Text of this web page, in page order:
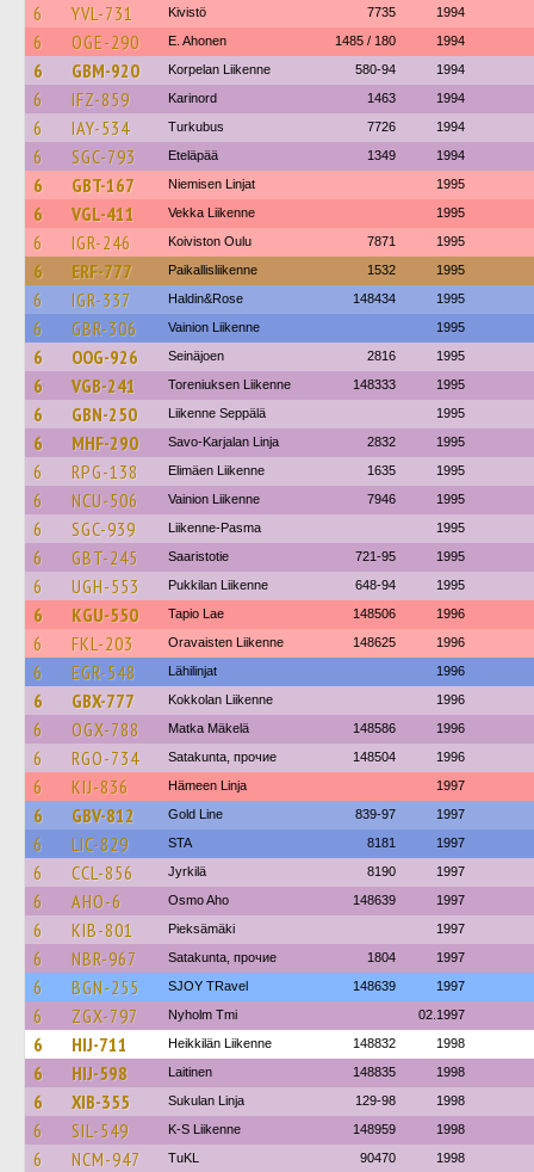
6 YVL-731 Kivistö 7735 1994
6 OGE-290 E. Ahonen 1485 / 180 1994
6 GBM-920 Korpelan Liikenne 580-94 1994
6 IFZ-859 Karinord 1463 1994
6 IAY-534 Turkubus 7726 1994
6 SGC-793 Eteläpää 1349 1994
6 GBT-167 Niemisen Linjat 1995
6 VGL-411 Vekka Liikenne 1995
6 IGR-246 Koiviston Oulu 7871 1995
6 ERF-777 Paikallisliikenne 1532 1995
6 IGR-337 Haldin&Rose 148434 1995
6 GBR-306 Vainion Liikenne 1995
6 OOG-926 Seinäjoen 2816 1995
6 VGB-241 Toreniuksen Liikenne 148333 1995
6 GBN-250 Liikenne Seppälä 1995
6 MHF-290 Savo-Karjalan Linja 2832 1995
6 RPG-138 Elimäen Liikenne 1635 1995
6 NCU-506 Vainion Liikenne 7946 1995
6 SGC-939 Liikenne-Pasma 1995
6 GBT-245 Saaristotie 721-95 1995
6 UGH-553 Pukkilan Liikenne 648-94 1995
6 KGU-550 Tapio Lae 148506 1996
6 FKL-203 Oravaisten Liikenne 148625 1996
6 EGR-548 Lähilinjat 1996
6 GBX-777 Kokkolan Liikenne 1996
6 OGX-788 Matka Mäkelä 148586 1996
6 RGO-734 Satakunta, прочие 148504 1996
6 KIJ-836 Hämeen Linja 1997
6 GBV-812 Gold Line 839-97 1997
6 LIC-829 STA 8181 1997
6 CCL-856 Jyrkilä 8190 1997
6 AHO-6 Osmo Aho 148639 1997
6 KIB-801 Pieksämäki 1997
6 NBR-967 Satakunta, прочие 1804 1997
6 BGN-255 SJOY TRavel 148639 1997
6 ZGX-797 Nyholm Tmi 02.1997
6 HIJ-711 Heikkilän Liikenne 148832 1998
6 HIJ-598 Laitinen 148835 1998
6 XIB-355 Sukulan Linja 129-98 1998
6 SIL-549 K-S Liikenne 148959 1998
6 NCM-947 TuKL 90470 1998